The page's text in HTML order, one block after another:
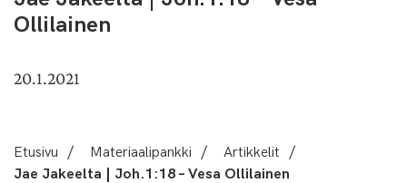
Ollilainen
20.1.2021
Etusivu / Materiaalipankki / Artikkelit /
Jae Jakeelta | Joh.1:18 – Vesa Ollilainen